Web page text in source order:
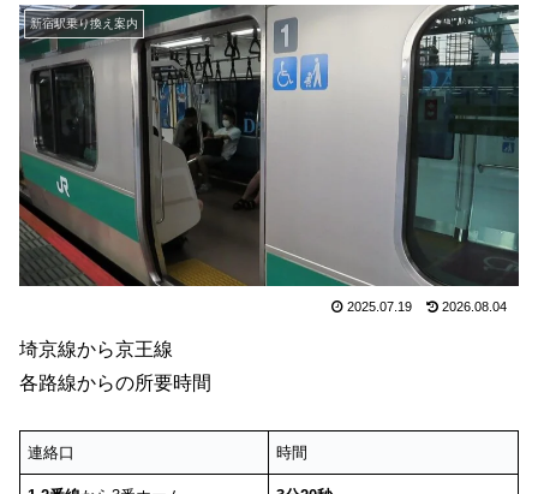
新宿駅乗り換え案内
2025.07.19 2026.08.04
埼京線から京王線
各路線からの所要時間
連絡口 時間